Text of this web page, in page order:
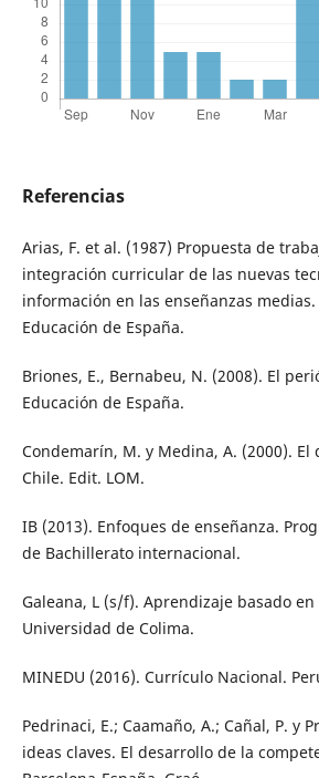
Referencias
Arias, F. et al. (1987) Propuesta de
integración curricular de las nuevas
información en las enseñanzas
Educación de España.
Briones, E., Bernabeu, N. (2008). El
Educación de España.
Condemarín, M. y Medina, A. (2000). El
Chile. Edit. LOM.
IB (2013). Enfoques de enseñanza.
de Bachillerato internacional.
Galeana, L (s/f). Aprendizaje basado
Universidad de Colima.
MINEDU (2016). Currículo Nacional.
Pedrinaci, E.; Caamaño, A.; Cañal, P. y
ideas claves. El desarrollo de la